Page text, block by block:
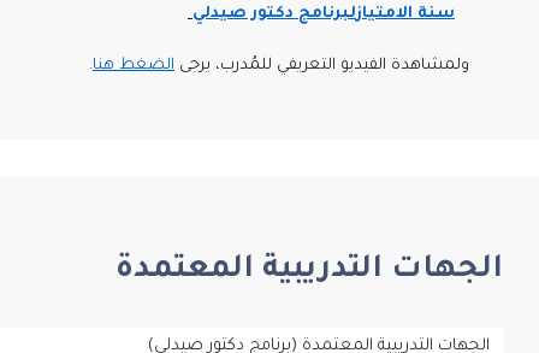
سنة الامتياز لبرنامج دكتور صيدلي
ولمشاهدة الفيديو التعريفي للمُدرب، يرجى الضغط هنا.
الجهات التدريبية المعتمدة
الجهات التدريبية المعتمدة (برنامج دكتور صيدلي)